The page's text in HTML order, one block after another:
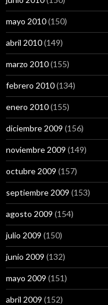
mayo 2010(150)
abril 2010(149)
marzo 2010(155)
febrero 2010(134)
enero 2010(155)
diciembre 2009 (156)
noviembre 2009 (149)
octubre 2009 (157)
septiembre 2009 (153)
agosto 2009 (154)
julio 2009 (150)
junio 2009 (132)
mayo 2009 (151)
abril 2009 (152)